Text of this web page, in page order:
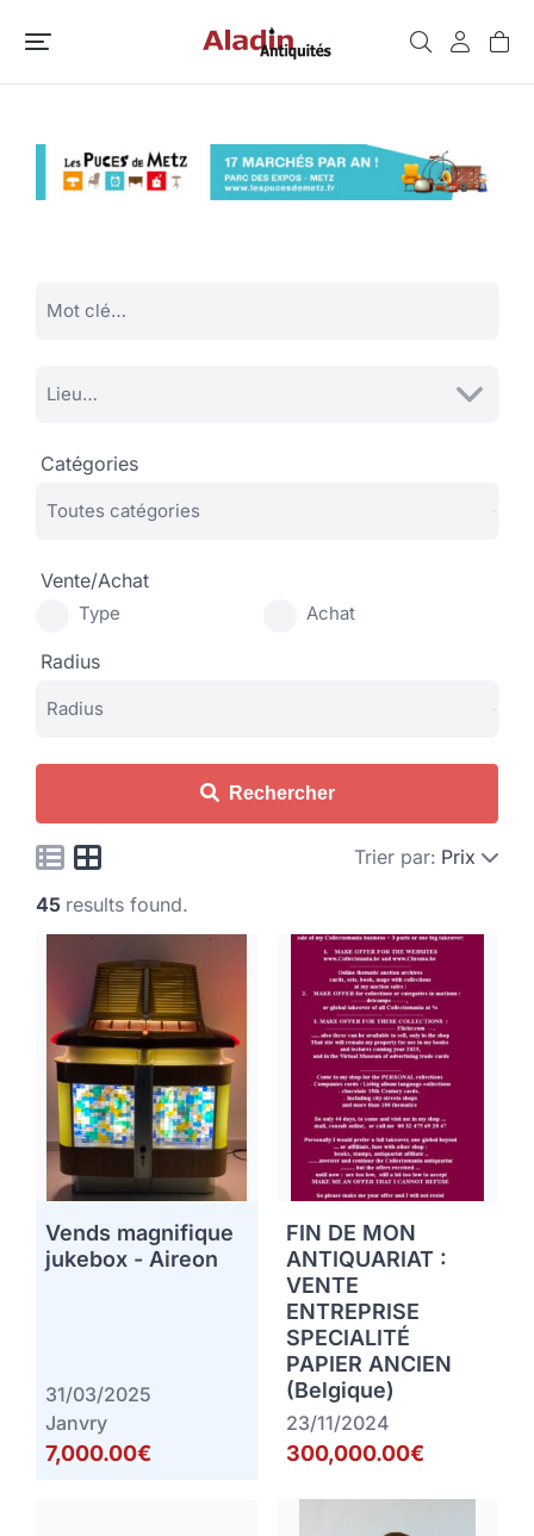
Catégories
Vente/Achat
Type Achat
Radius
Rechercher
Trier par: Prix
45 results found.
Vends magnifique
jukebox - Aireon
31/03/2025
Janvry
7,000.00€
FIN DE MON
ANTIQUARIAT :
VENTE
ENTREPRISE
SPECIALITÉ
PAPIER ANCIEN
(Belgique)
23/11/2024
300,000.00€